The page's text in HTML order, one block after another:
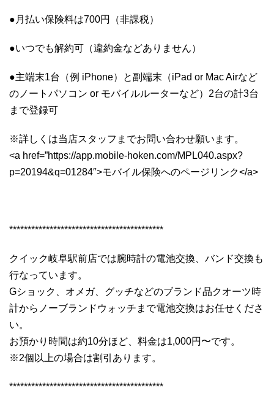
●月払い保険料は700円（非課税）
●いつでも解約可（違約金などありません）
●主端末1台（例 iPhone）と副端末（iPad or Mac Airなど
のノートパソコン or モバイルルーターなど）2台の計3台
まで登録可
※詳しくは当店スタッフまでお問い合わせ願います。
<a href=”https://app.mobile-hoken.com/MPL040.aspx?
p=20194&q=01284″>モバイル保険へのページリンク</a>
******************************************
クイック岐阜駅前店では腕時計の電池交換、バンド交換も
行なっています。
Gショック、オメガ、グッチなどのブランド品クオーツ時
計からノーブランドウォッチまで電池交換はお任せくださ
い。
お預かり時間は約10分ほど、料金は1,000円〜です。
※2個以上の場合は割引あります。
******************************************